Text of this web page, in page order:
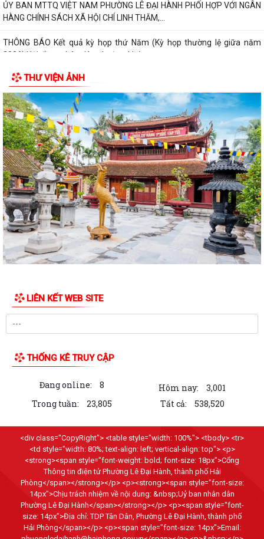
ỦY BAN MTTQ VIỆT NAM PHƯỜNG LÊ ĐẠI HÀNH PHỐI HỢP VỚI NGÂN
HÀNG CHÍNH SÁCH XÃ HỘI CHÍ LINH THĂM,...
THÔNG BÁO Kết quả kỳ họp thứ Năm (Kỳ họp thường lệ giữa năm
2026) Hội đồng nhân dân phường khóa...
THÔNG BÁO LỄ DÂNG HƯƠNG THẮP NẾN TRI ÂN CÁC ANH HÙNG LIỆT
SĨ
CHIẾN DỊCH 500 NGÀY ĐÊM ĐẨY MẠNH THỰC HIỆN, TÌM KIẾM, QUY
TẬP, XÁC ĐỊNH DANH TÍNH HÀI CỐT LIỆT SĨ
NGHỊ QUYẾT Quy định nội dung chi, mức chi kinh phí bảo đảm cho
công tác xây dựng văn bản quy...
10 Nghị quyết trụ cột trong kỷ nguyên vươn mình của dân tộc
Chỉ thị số 07-CT/TW đẩy mạnh học tập, thực hành tư tưởng, đạo đức,
phương pháp, phong cách Hồ Chí...
Hướng dẫn Quản lý và sử dụng thẻ Đảng viên
THĂM TẶNG QUÀ GIA ĐÌNH CHÍNH SÁCH NHÂN DỊP KỶ NIỆM 79 NĂM
NGÀY THƯƠNG BINH - LIỆT SĨ
(27/7/1947 - 27/7/2026).
THƯỜNG TRỰC ĐẢNG ỦY PHƯỜNG LÊ ĐẠI HÀNH THĂM, TẶNG QUÀ
NGƯỜI CÓ CÔNG NHÂN DỊP KỶ NIỆM 79 NĂM NGÀY...
2026
CHIẾN DỊCH 500 NGÀY ĐÊM ĐẨY MẠNH TÌM KIẾM, QUY TẬP VÀ XÁC
ĐỊNH DANH TÍNH HÀI CỐT LIỆT SĨ
HƯỚNG DẪN KÊ KHAI, ĐĂNG KÝ ĐẤT ĐAI LẦN ĐẦU ĐỐI VỚI HỘ GIA ĐÌNH,
CÁ NHÂN ĐANG SỬ DỤNG ĐẤT
PHƯỜNG LÊ ĐẠI HÀNH TỔ CHỨC HỘI NGHỊ GIAO BAN BÍ THƯ CÁC CHI
THƯ VIỆN ẢNH
LIÊN KẾT WEB SITE
THỐNG KÊ TRUY CẬP
Đang online: 8 Hôm nay:
3,001
Trong tuần:
23,805 Tất cả: 538,520
<div class="CopyRight"> <table style="width: 100%"> <tbody> <tr>
<td style="width: 80%; text-align: left; vertical-align: top"> <p>
<strong><span style="font-weight: bold; font-size: 18px">Cổng
Thông tin điện tử Phường Lê Đại Hành, thành phố Hải
Phòng</span></strong></p> <p><strong><span style="font-size:
14px">Chịu trách nhiệm về nội dung: &nbsp;Uỷ ban nhân dân
Phường Lê Đại Hành</span></strong></p> <p><span style="font-
size: 14px">Địa chỉ: TDP Tân Dân, Phường Lê Đại Hành, thành phố
Hải Phòng</span></p> <p><span style="font-size: 14px">Email: